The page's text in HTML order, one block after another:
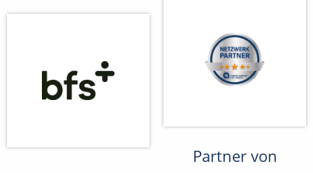
Partner von